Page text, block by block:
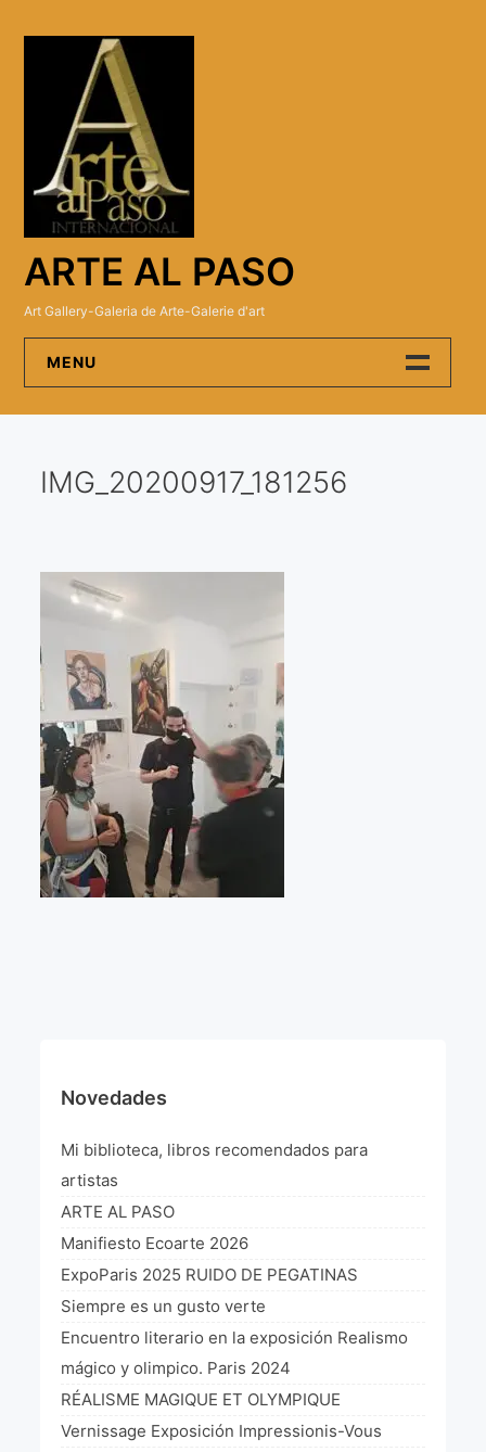
ARTE AL PASO
Art Gallery-Galeria de Arte-Galerie d'art
MENU
Artistas
Visitas a los ateliers o talleres de artistas
Qué dicen de nosotros?
Aviso legal
Política de cookies
Expositions
Bruit de gommettes Paris 2025
L’art Colombien à Paris 2019
L’art Latino-américain à Paris 2019
Reflecting Source. NY 2019
«Sincronías con sentido» Bogotá Colombia 2019
«Huellas trashumantes» New York 2018
Commissaire D’exposition
IMG_20200917_181256
Novedades
Mi biblioteca, libros recomendados para
artistas
ARTE AL PASO
Manifiesto Ecoarte 2026
ExpoParis 2025 RUIDO DE PEGATINAS
Siempre es un gusto verte
Encuentro literario en la exposición Realismo
mágico y olimpico. Paris 2024
RÉALISME MAGIQUE ET OLYMPIQUE
Vernissage Exposición Impressionis-Vous